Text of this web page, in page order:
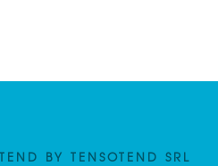
BY TENSOTEND SRL